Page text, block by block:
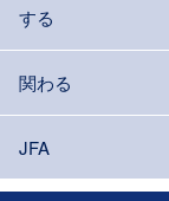
する
関わる
JFA